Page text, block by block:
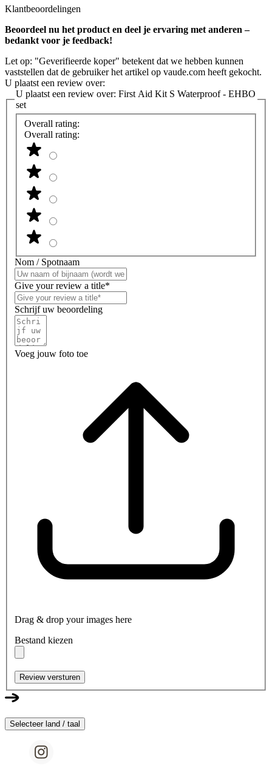
Klantbeoordelingen
Beoordeel nu het product en deel je ervaring met anderen –
bedankt voor je feedback!
Let op: "Geverifieerde koper" betekent dat we hebben kunnen
vaststellen dat de gebruiker het artikel op vaude.com heeft gekocht.
U plaatst een review over:
U plaatst een review over: First Aid Kit S Waterproof - EHBO
set
Overall rating:
Overall rating:
Nom / Spotnaam
Give your review a title*
Schrijf uw beoordeling
Voeg jouw foto toe
Drag & drop your images here
Bestand kiezen
Review versturen
Selecteer land / taal